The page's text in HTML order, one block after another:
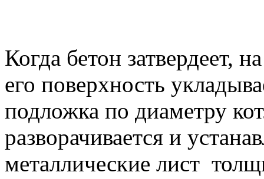
Когда бетон затвердеет,
его поверхность
подложка по диаметру
разворачивается и
металлические лист